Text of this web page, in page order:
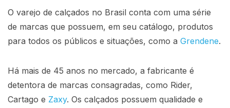
O varejo de calçados no Brasil conta com uma série
de marcas que possuem, em seu catálogo, produtos
para todos os públicos e situações, como a Grendene.
Há mais de 45 anos no mercado, a fabricante é
detentora de marcas consagradas, como Rider,
Cartago e Zaxy. Os calçados possuem qualidade e